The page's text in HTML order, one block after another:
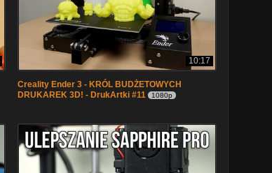
10:17
Creality Ender 3 - KRÓL BUDŻETOWYCH
DRUKAREK 3D! - DrukArtki #11
1080p